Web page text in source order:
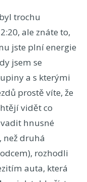
trochu
ale znáte to,
jste plní energie
jsem se
a s kterými
prostě víte, že
vidět co
hnusné
než druhá
rozhodli
auta, která